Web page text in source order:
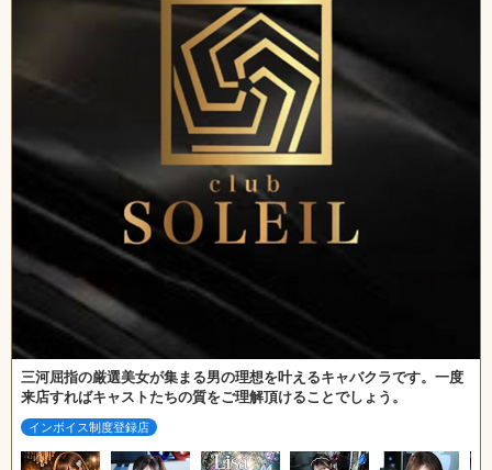
三河屈指の厳選美女が集まる男の理想を叶えるキャバクラです。一度
来店すればキャストたちの質をご理解頂けることでしょう。
インボイス制度登録店